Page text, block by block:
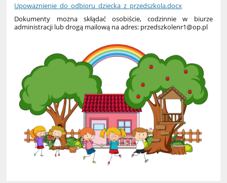
Upowaznienie_do_odbioru_dziecka_z_przedszkola.docx
Dokumenty można skłądać osobiście, codzinnie w biurze
administracji lub drogą mailową na adres: przedszkolenr1@op.pl